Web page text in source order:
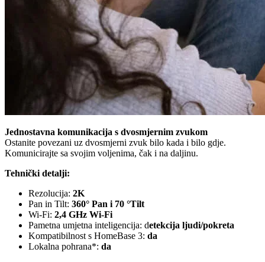
Jednostavna komunikacija s dvosmjernim zvukom
Ostanite povezani uz dvosmjerni zvuk bilo kada i bilo gdje.
Komunicirajte sa svojim voljenima, čak i na daljinu.
Tehnički detalji:
Rezolucija: 2K
Pan in Tilt: 360° Pan i 70 °Tilt
Wi-Fi: 2,4 GHz Wi-Fi
Pametna umjetna inteligencija: detekcija ljudi/pokreta
Kompatibilnost s HomeBase 3: da
Lokalna pohrana*: da